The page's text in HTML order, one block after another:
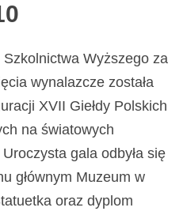
Wyższego za
wynalazcze została
XVII Giełdy Polskich
na światowych
gala odbyła się
głównym Muzeum w
oraz dyplom